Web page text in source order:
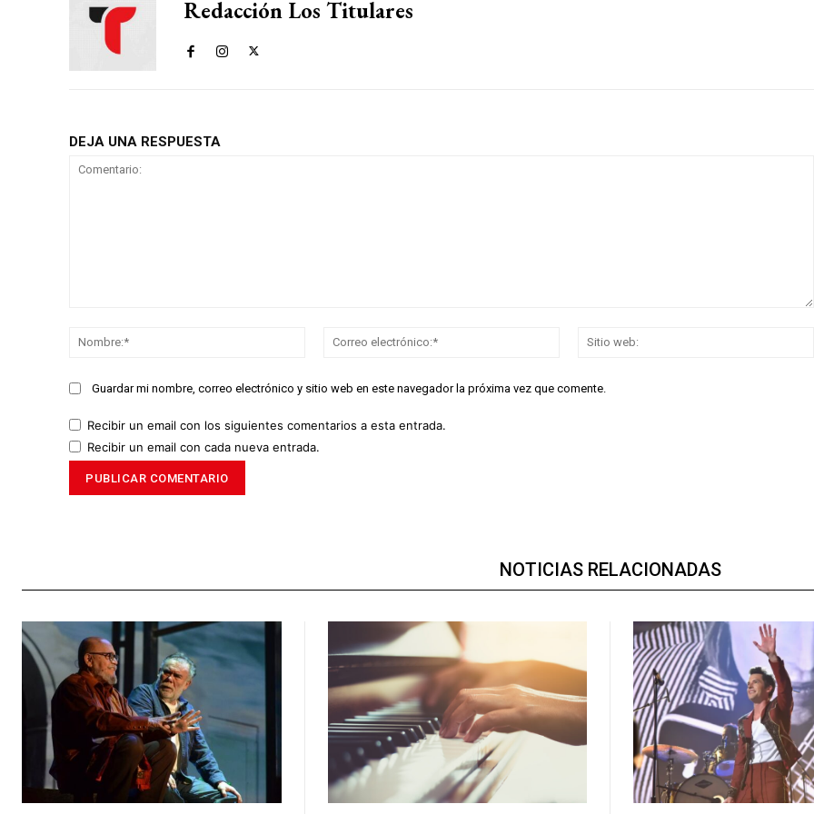
Redacción Los Titulares
DEJA UNA RESPUESTA
Nombre:*
Correo
Guardar mi nombre, correo electrónico y sitio web en este navegador la próxima vez que comente.
Recibir un email con los siguientes comentarios a esta entrada.
Recibir un email con cada nueva entrada.
NOTICIAS RELACIONADAS